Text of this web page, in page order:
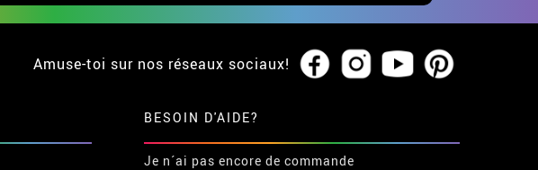
Amuse-toi sur nos réseaux sociaux!
BESOIN D'AIDE?
Je n´ai pas encore de commande